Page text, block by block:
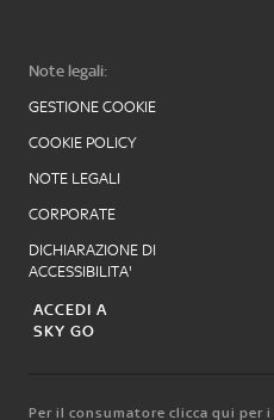
Note legali:
GESTIONE COOKIE
COOKIE POLICY
NOTE LEGALI
CORPORATE
DICHIARAZIONE DI
ACCESSIBILITA'
ACCEDI A
SKY GO
Per il consumatore clicca qui per i